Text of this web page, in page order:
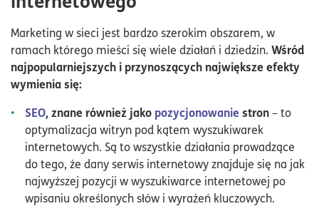
Marketing w sieci jest bardzo szerokim obszarem, w
ramach którego mieści się wiele działań i dziedzin. Wśród
najpopularniejszych i przynoszących największe efekty
wymienia się:
SEO, znane również jako pozycjonowaniestron– to
optymalizacja witryn pod kątem wyszukiwarek
internetowych. Są to wszystkie działania prowadzące
do tego, że dany serwis internetowy znajduje się na jak
najwyższej pozycji w wyszukiwarce internetowej po
wpisaniu określonych słów i wyrażeń kluczowych.